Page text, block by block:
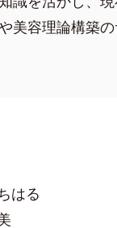
美容理論構築
はる